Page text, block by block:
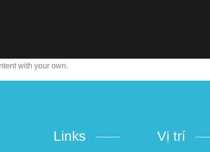
with your own.
Links Vị trí